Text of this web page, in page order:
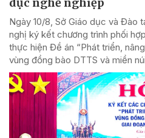
dục nghề nghiệp
Ngày 10/8, Sở Giáo dục và Đào
nghị ký kết chương trình phối
thực hiện Đề án “Phát triển,
vùng đồng bào DTTS và miền